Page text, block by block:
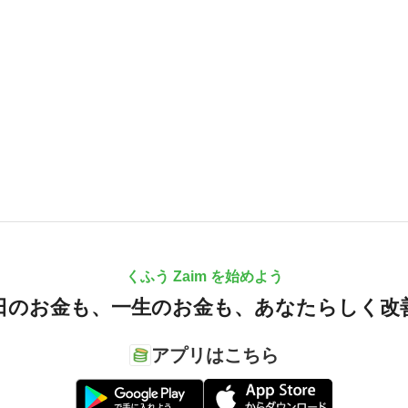
くふう Zaim を始めよう
のお金も、 一生のお金も、 あなたらしく改
アプリはこちら